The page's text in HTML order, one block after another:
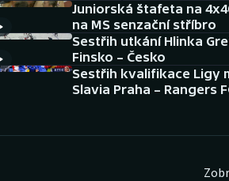
Aplikace ČT sport
AZ kvíz
Juniorská štafeta na
na MS senzační stříbro
Sestřih utkání Hlinka
Finsko – Česko
Sestřih kvalifikace Ligy
Slavia Praha – Rangers